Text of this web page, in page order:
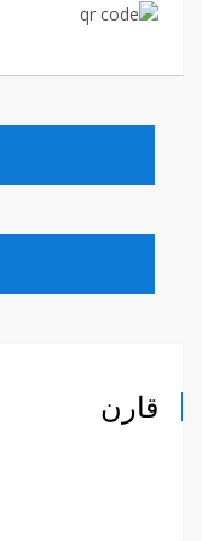
قارن